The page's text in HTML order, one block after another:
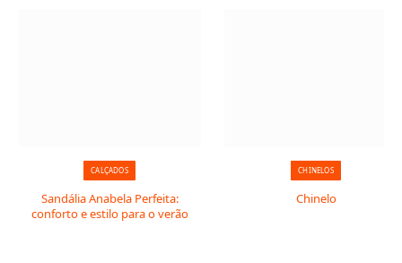
CALÇADOS
Sandália Anabela Perfeita:
conforto e estilo para o verão
CHINELOS
Chinelo